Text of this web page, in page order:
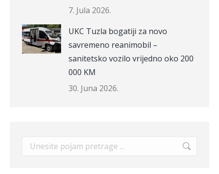
7. Jula 2026.
UKC Tuzla bogatiji za novo
savremeno reanimobil –
sanitetsko vozilo vrijedno oko 200
000 KM
30. Juna 2026.
Search: